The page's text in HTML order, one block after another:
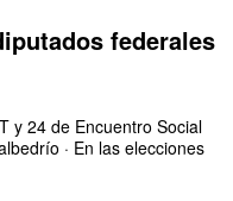
federales
y 24 de Encuentro Social
· En las elecciones